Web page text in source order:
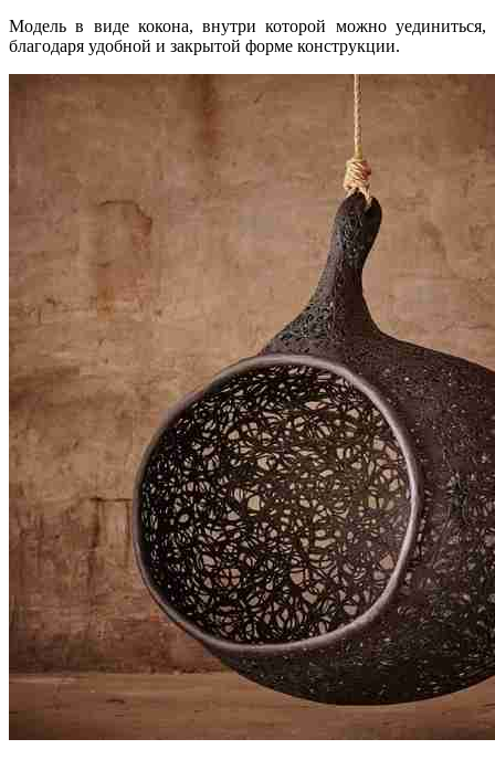
Модель в виде кокона, внутри которой можно уединиться,
благодаря удобной и закрытой форме конструкции.